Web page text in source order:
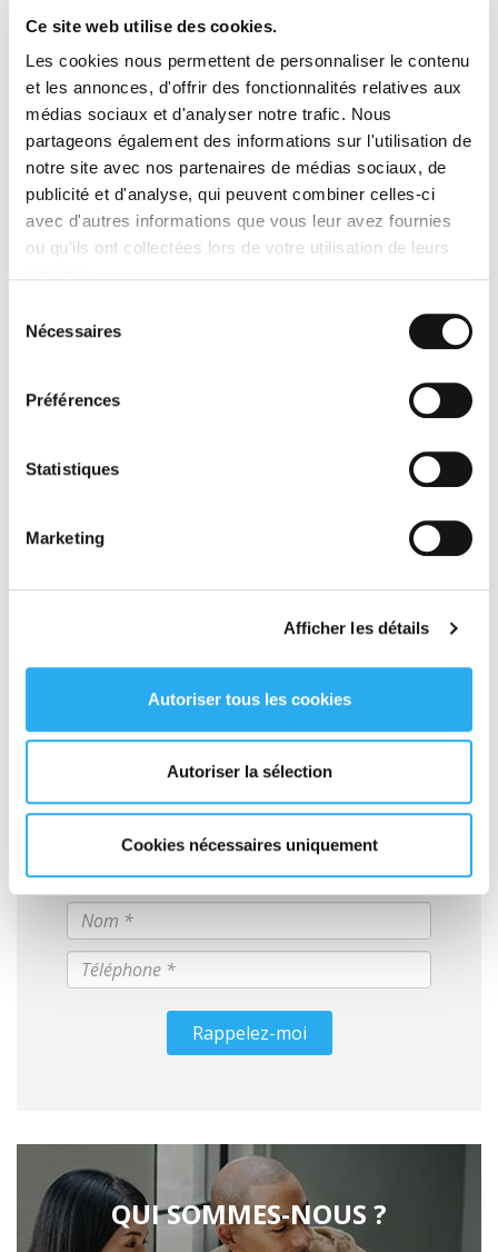
Ce site web utilise des cookies.
Les cookies nous permettent de personnaliser le contenu
et les annonces, d'offrir des fonctionnalités relatives aux
médias sociaux et d'analyser notre trafic. Nous
partageons également des informations sur l'utilisation de
notre site avec nos partenaires de médias sociaux, de
publicité et d'analyse, qui peuvent combiner celles-ci
avec d'autres informations que vous leur avez fournies
ou qu'ils ont collectées lors de votre utilisation de leurs
Nécessaires
Préférences
Statistiques
Marketing
Afficher les détails
Autoriser tous les cookies
Autoriser la sélection
Cookies nécessaires uniquement
on s'adapte !
8. On achemine et installe vos décors
sur le lieu du défilé.
Alors que les défilés sont devenus des spectacles de haute
volée, Transport Express a développé un service de
logistique
événementiellesur-mesure.On met à la disposition des
maisons de couture et de prêt-à-porter son équipe de
chauffeurs et de manutentionnaires expérimentés.Ils
9. On met à votre disposition des
chauffeurs avec véhicule
souhaitent,on met nos coursiers et leur véhicule à leur
Pour en savoir plus sur la
Votre devis EXPRESS en ligne
GRATUIT
Rappelez-moi
QUI SOMMES-NOUS ?